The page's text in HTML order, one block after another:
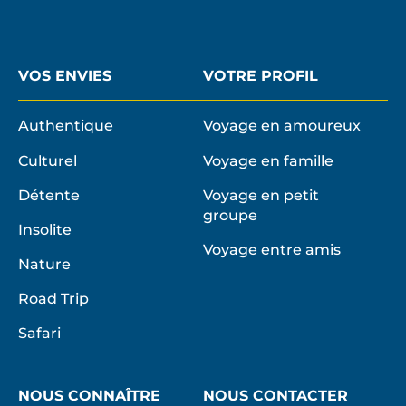
VOS ENVIES
Authentique
Culturel
Détente
Insolite
Nature
Road Trip
Safari
VOTRE PROFIL
Voyage en amoureux
Voyage en famille
Voyage en petit
groupe
Voyage entre amis
NOUS CONNAÎTRE NOUS CONTACTER